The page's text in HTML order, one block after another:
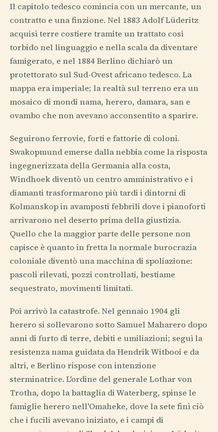
Il capitolo tedesco comincia con un mercante, un
contratto e una finzione. Nel 1883 Adolf Lüderitz
acquisì terre costiere tramite un trattato così
torbido nel linguaggio e nella scala da diventare
famigerato, e nel 1884 Berlino dichiarò un
protettorato sul Sud-Ovest africano tedesco. La
mappa era imperiale; la realtà sul terreno era un
mosaico di mondi nama, herero, damara, san e
ovambo che non avevano acconsentito a sparire.
Seguirono ferrovie, forti e fattorie di coloni.
Swakopmund emerse dalla nebbia come la risposta
ingegnerizzata della Germania alla costa,
Windhoek diventò un centro amministrativo e i
diamanti trasformarono più tardi i dintorni di
Kolmanskop in avamposti febbrili dove i pianoforti
arrivarono nel deserto prima della giustizia.
Quello che la maggior parte delle persone non
capisce è quanto in fretta la normale burocrazia
coloniale diventò una macchina di spoliazione:
pascoli rilevati, pozzi controllati, bestiame
sequestrato, movimenti limitati.
Poi arrivò la catastrofe. Nel gennaio 1904 gli
herero si sollevarono sotto Samuel Maharero dopo
anni di furto di terre, debiti e umiliazioni; seguì la
resistenza nama guidata da Hendrik Witbooi e da
altri, e Berlino rispose con intenzione
sterminatrice. L'ordine del generale Lothar von
Trotha, dopo la battaglia di Waterberg, spinse le
famiglie herero nell'Omaheke, dove la sete finì ciò
che i fucili avevano iniziato, e i campi di